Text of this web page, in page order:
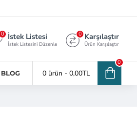
İstek Listesi
İstek Listesini Düzenle
0 Karşılaştır
Ürün Karşılaştır
0
BLOG 0 ürün - 0,00TL
0